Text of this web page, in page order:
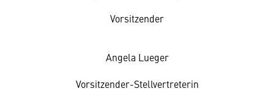
Vorsitzender
Angela Lueger
Vorsitzender-Stellvertreterin